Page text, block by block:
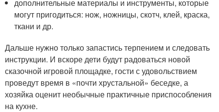
дополнительные материалы и инструменты, которые
могут пригодиться: нож, ножницы, скотч, клей, краска,
ткани и др.
Дальше нужно только запастись терпением и следовать
инструкции. И вскоре дети будут радоваться новой
сказочной игровой площадке, гости с удовольствием
проведут время в «почти хрустальной» беседке, а
хозяйка оценит необычные практичные приспособления
на кухне.